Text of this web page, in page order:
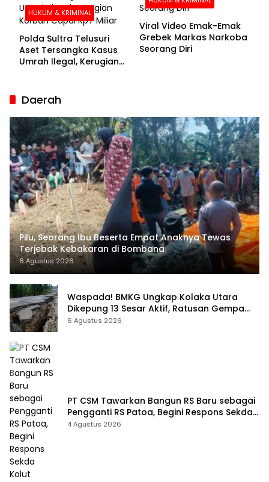
HUKUM & KRIMINAL
Polda Sultra Telusuri
Aset Tersangka Kasus
Umrah Ilegal, Kerugian
Viral Video Emak-Emak
Grebek Markas Narkoba
Seorang Diri
Daerah
Pilu, Seorang Ibu Beserta Empat Anaknya Tewas
Terjebak Kebakaran di Bombana
6 Agustus 2026
Waspada! BMKG Ungkap Kolaka Utara
Dikepung 13 Sesar Aktif, Ratusan Gempa
Sudah Terekam
6 Agustus 2026
PT CSM Tawarkan Bangun RS Baru sebagai
Pengganti RS Patoa, Begini Respons Sekda
Kolut
4 Agustus 2026